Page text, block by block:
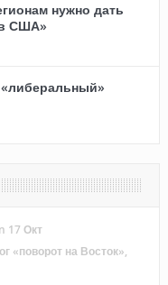
нужно дать
США»
17 Окт
«поворот на Восток»,